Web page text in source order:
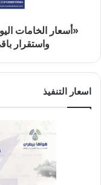
«أسعار الخامات
واستقرار
اسعار التنفيذ